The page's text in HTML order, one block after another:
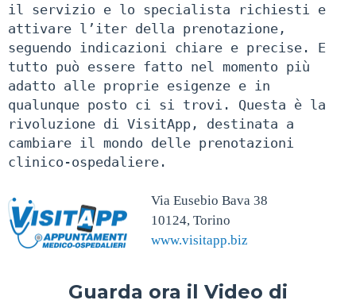
il servizio e lo specialista richiesti e
attivare l’iter della prenotazione,
seguendo indicazioni chiare e precise. E
tutto può essere fatto nel momento più
adatto alle proprie esigenze e in
qualunque posto ci si trovi. Questa è la
rivoluzione di VisitApp, destinata a
cambiare il mondo delle prenotazioni
clinico-ospedaliere.
Via Eusebio Bava 38
10124, Torino
www.visitapp.biz
Guarda ora il Video di